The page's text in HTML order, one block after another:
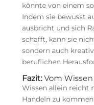
könnte von einem
Indem sie bewusst
ausbricht und sich
schafft, kann sie
sondern auch
beruflichen
Fazit:Vom
Wissen allein reicht
Handeln zu